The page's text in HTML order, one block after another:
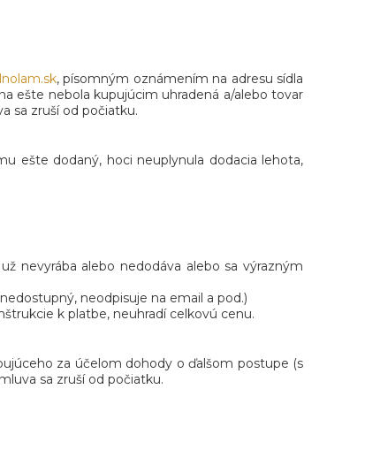
, písomným oznámením na adresu sídla
ešte nebola kupujúcim uhradená a/alebo tovar
sa zruší od počiatku.
ešte dodaný, hoci neuplynula dodacia lehota,
nevyrába alebo nedodáva alebo sa výrazným
neodpisuje na email a pod.)
k platbe, neuhradí celkovú cenu.
za účelom dohody o ďalšom postupe (s
sa zruší od počiatku.